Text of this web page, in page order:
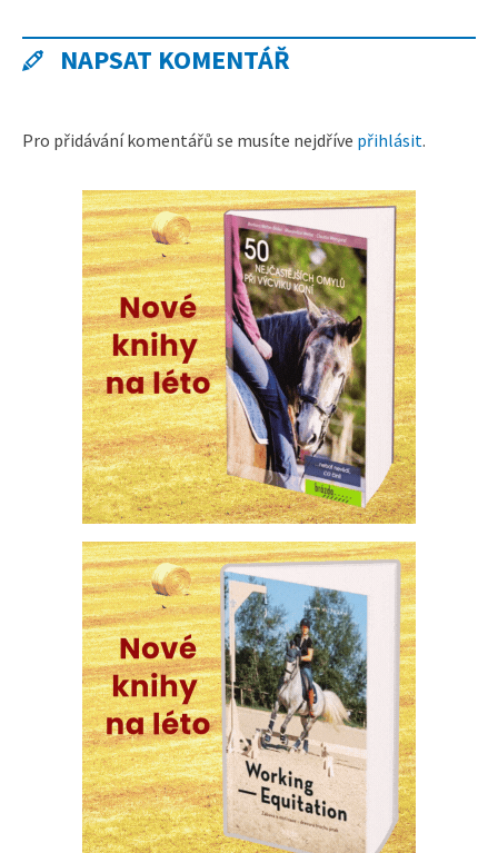
NAPSAT KOMENTÁŘ
Pro přidávání komentářů se musíte nejdříve přihlásit.